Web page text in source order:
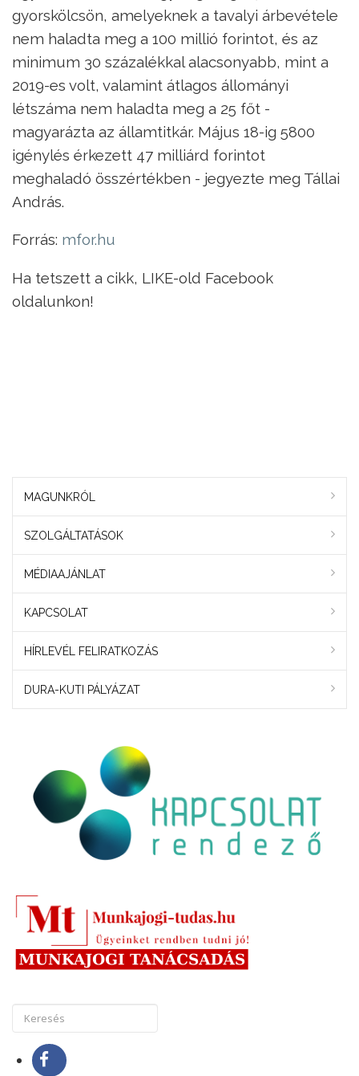
gyorskölcsön, amelyeknek a tavalyi árbevétele
nem haladta meg a 100 millió forintot, és az
minimum 30 százalékkal alacsonyabb, mint a
2019-es volt, valamint átlagos állományi
létszáma nem haladta meg a 25 főt -
magyarázta az államtitkár. Május 18-ig 5800
igénylés érkezett 47 milliárd forintot
meghaladó összértékben - jegyezte meg Tállai
András.
Forrás: mfor.hu
Ha tetszett a cikk, LIKE-old Facebook
oldalunkon!
MAGUNKRÓL
SZOLGÁLTATÁSOK
MÉDIAAJÁNLAT
KAPCSOLAT
HÍRLEVÉL FELIRATKOZÁS
DURA-KUTI PÁLYÁZAT